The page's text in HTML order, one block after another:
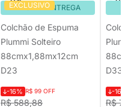
EXCLUSIVO
PRONTA ENTREGA
Colchão de Espuma
Plummi Solteiro
88cmx1,88mx12cm
D23
R$ 588,88
-16% R$ 99 OFF
Plummi
D33
R$
-16%